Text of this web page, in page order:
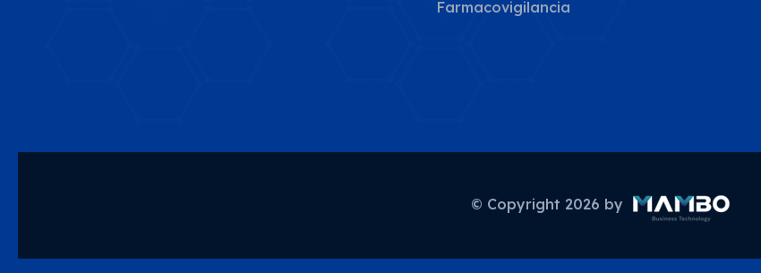
Farmacovigilancia
© Copyright 2026 by